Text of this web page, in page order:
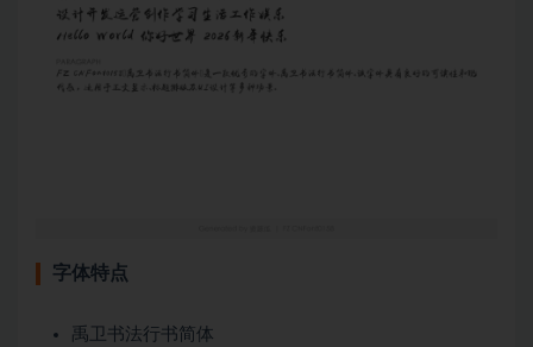
字体特点
禹卫书法行书简体